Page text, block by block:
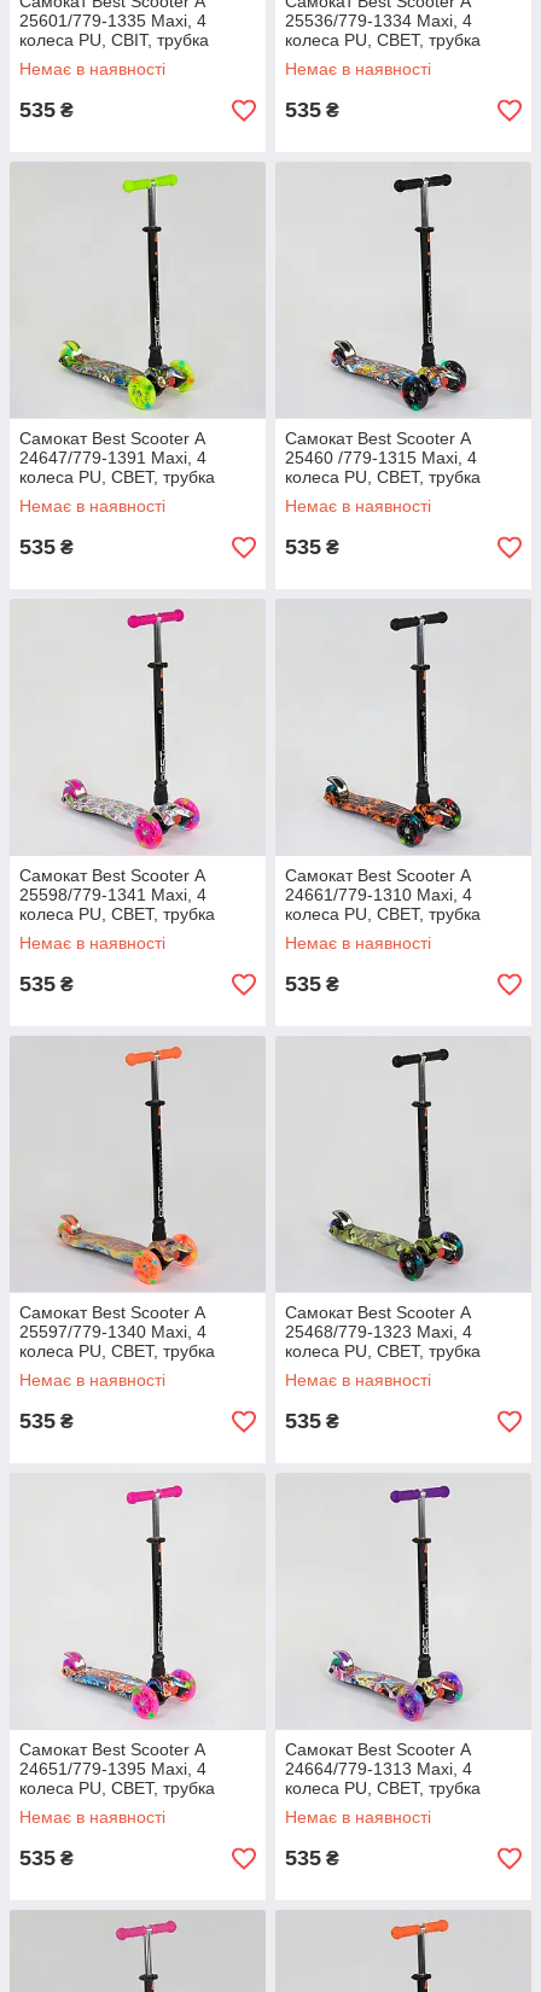
25601/779-1335 Maxi, 4
колеса PU, СВІТ, трубка
керма алюмінієва, d=12с
Немає в наявності
535 ₴
25536/779-1334 Maxi, 4
колеса PU, СВЕТ, трубка
керма алюмінієва, d=12с
Немає в наявності
535 ₴
Самокат Best Scooter А
24647/779-1391 Maxi, 4
колеса PU, СВЕТ, трубка
керма алюмінієва, d=12с
Немає в наявності
535 ₴
Самокат Best Scooter А
25460 /779-1315 Maxi, 4
колеса PU, СВЕТ, трубка
керма алюмінієва, d=12с
Немає в наявності
535 ₴
Самокат Best Scooter А
25598/779-1341 Maxi, 4
колеса PU, СВЕТ, трубка
керма алюмінієва, d=12с
Немає в наявності
535 ₴
Самокат Best Scooter А
24661/779-1310 Maxi, 4
колеса PU, СВЕТ, трубка
керма алюмінієва, d=12с
Немає в наявності
535 ₴
Самокат Best Scooter А
25597/779-1340 Maxi, 4
колеса PU, СВЕТ, трубка
керма алюмінієва, d=12с
Немає в наявності
535 ₴
Самокат Best Scooter А
25468/779-1323 Maxi, 4
колеса PU, СВЕТ, трубка
керма алюмінієва, d=12с
Немає в наявності
535 ₴
Самокат Best Scooter А
24651/779-1395 Maxi, 4
колеса PU, СВЕТ, трубка
керма алюмінієва, d=12с
Немає в наявності
535 ₴
Самокат Best Scooter А
24664/779-1313 Maxi, 4
колеса PU, СВЕТ, трубка
керма алюмінієва, d=12с
Немає в наявності
535 ₴